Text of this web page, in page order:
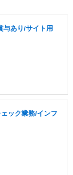
与あり/サイト用
ック業務/インフ